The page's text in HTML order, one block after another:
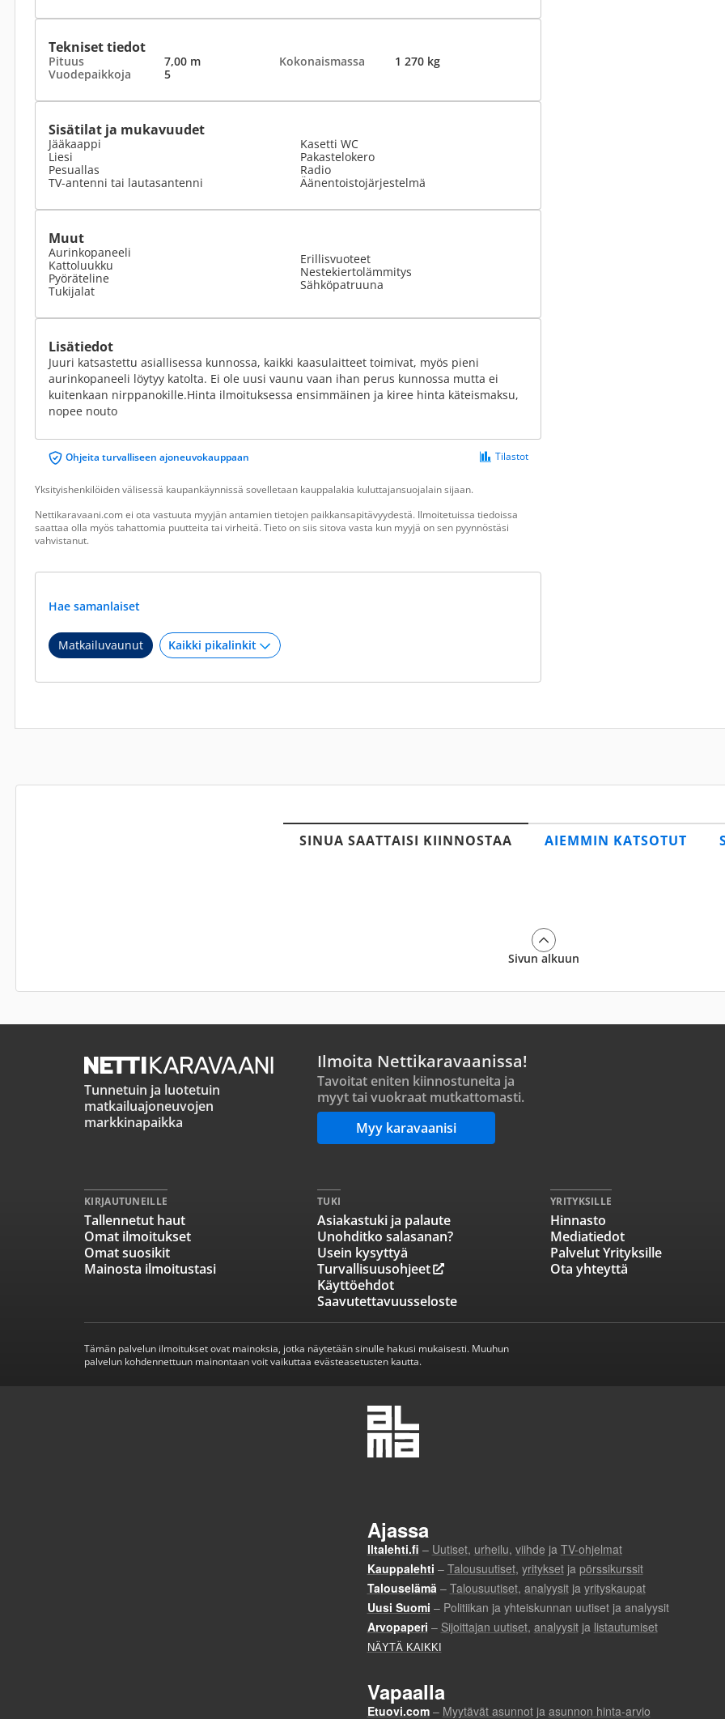
Tekniset tiedot
Pituus 7,00 m Kokonaismassa
1 270 kg
Vuodepaikkoja
5
Sisätilat ja mukavuudet
Jääkaappi
Liesi
Pesuallas
TV-antenni tai lautasantenni
Kasetti WC
Pakastelokero
Radio
Äänentoistojärjestelmä
Muut
Aurinkopaneeli
Kattoluukku
Pyöräteline
Tukijalat
Erillisvuoteet
Nestekiertolämmitys
Sähköpatruuna
Lisätiedot
Juuri katsastettu asiallisessa kunnossa, kaikki kaasulaitteet toimivat, myös pieni
aurinkopaneeli löytyy katolta. Ei ole uusi vaunu vaan ihan perus kunnossa mutta ei
kuitenkaan nirppanokille.Hinta ilmoituksessa ensimmäinen ja kiree hinta käteismaksu,
nopee nouto
Ohjeita turvalliseen ajoneuvokauppaan Tilastot
Yksityishenkilöiden välisessä kaupankäynnissä sovelletaan kauppalakia kuluttajansuojalain sijaan.
Nettikaravaani.com ei ota vastuuta myyjän antamien tietojen paikkansapitävyydestä. Ilmoitetuissa tiedoissa
saattaa olla myös tahattomia puutteita tai virheitä. Tieto on siis sitova vasta kun myyjä on sen pyynnöstäsi
vahvistanut.
Hae samanlaiset
Matkailuvaunut
SINUA SAATTAISI KIINNOSTAA AIEMMIN KATSOTUT
Sivun alkuun
Tunnetuin ja luotetuin
matkailuajoneuvojen
markkinapaikka
Ilmoita Nettikaravaanissa!
Tavoitat eniten kiinnostuneita ja
myyt tai vuokraat mutkattomasti.
Myy karavaanisi
KIRJAUTUNEILLE
Tallennetut haut
Omat ilmoitukset
Omat suosikit
Mainosta ilmoitustasi
TUKI
Asiakastuki ja palaute
Unohditko salasanan?
Usein kysyttyä
Turvallisuusohjeet
Käyttöehdot
Saavutettavuusseloste
YRITYKSILLE
Hinnasto
Mediatiedot
Palvelut Yrityksille
Ota yhteyttä
Tämän palvelun ilmoitukset ovat mainoksia, jotka näytetään sinulle hakusi mukaisesti. Muuhun
palvelun kohdennettuun mainontaan voit vaikuttaa evästeasetusten kautta.